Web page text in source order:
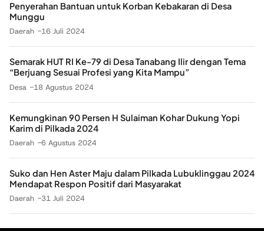
Penyerahan Bantuan untuk Korban Kebakaran di Desa
Munggu
Daerah 16 Juli 2024
Semarak HUT RI Ke-79 di Desa Tanabang Ilir dengan Tema
“Berjuang Sesuai Profesi yang Kita Mampu”
Desa 18 Agustus 2024
Kemungkinan 90 Persen H Sulaiman Kohar Dukung Yopi
Karim di Pilkada 2024
Daerah 6 Agustus 2024
Suko dan Hen Aster Maju dalam Pilkada Lubuklinggau 2024
Mendapat Respon Positif dari Masyarakat
Daerah 31 Juli 2024